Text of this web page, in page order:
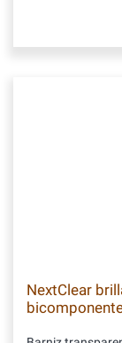
NextClear